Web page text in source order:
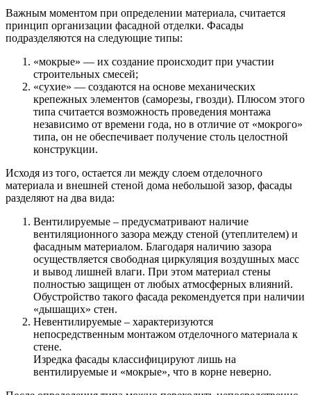
Важным моментом при определении материала, считается
принцип организации фасадной отделки. Фасады
подразделяются на следующие типы:
«мокрые» — их создание происходит при участии
строительных смесей;
«сухие» — создаются на основе механических
крепежных элементов (саморезы, гвозди). Плюсом этого
типа считается возможность проведения монтажа
независимо от времени года, но в отличие от «мокрого»
типа, он не обеспечивает получение столь целостной
конструкции.
Исходя из того, остается ли между слоем отделочного
материала и внешней стеной дома небольшой зазор, фасады
разделяют на два вида:
Вентилируемые – предусматривают наличие
вентиляционного зазора между стеной (утеплителем) и
фасадным материалом. Благодаря наличию зазора
осуществляется свободная циркуляция воздушных масс
и вывод лишней влаги. При этом материал стены
полностью защищен от любых атмосферных влияний.
Обустройство такого фасада рекомендуется при наличии
«дышащих» стен.
Невентилируемые – характеризуются
непосредственным монтажом отделочного материала к
стене.
Изредка фасады классифицируют лишь на
вентилируемые и «мокрые», что в корне неверно.